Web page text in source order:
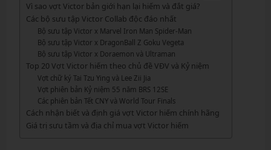
Vì sao vợt Victor bản giới hạn lại hiếm và đắt giá?
Các bộ sưu tập Victor Collab độc đáo nhất
Bộ sưu tập Victor x Marvel Iron Man Spider-Man
Bộ sưu tập Victor x DragonBall Z Goku Vegeta
Bộ sưu tập Victor x Doraemon và Ultraman
Top 20 Vợt Victor hiếm theo chủ đề VĐV và Kỷ niệm
Vợt chữ ký Tai Tzu Ying và Lee Zii Jia
Vợt phiên bản Kỷ niệm 55 năm BRS 12SE
Các phiên bản Tết CNY và World Tour Finals
Cách nhận biết và định giá vợt Victor hiếm chính hãng
Giá trị sưu tầm và địa chỉ mua vợt Victor hiếm